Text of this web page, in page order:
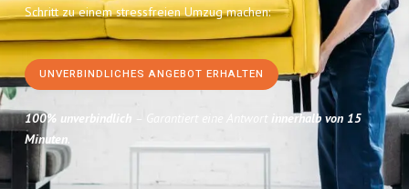
Schritt zu einem stressfreien Umzug machen:
UNVERBINDLICHES ANGEBOT ERHALTEN
100% unverbindlich
innerhalb von 15
Minuten.